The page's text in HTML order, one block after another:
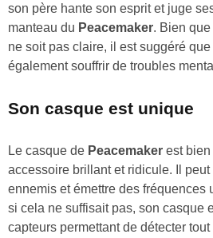
son père hante son esprit et juge
manteau du Peacemaker. Bien
ne soit pas claire, il est suggéré
également souffrir de troubles
Son casque est unique
Le casque de Peacemaker est bien
accessoire brillant et ridicule. Il
ennemis et émettre des fréquences
si cela ne suffisait pas, son casque
capteurs permettant de détecter